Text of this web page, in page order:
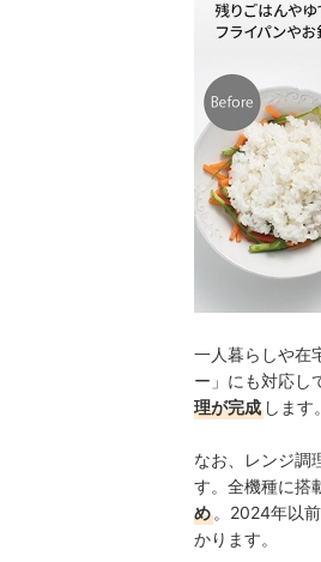
一人暮らしや在
ー」にも対応し
理が完成 します
なお、レンジ調
す。全機種に搭
め 。2024年以
かります。